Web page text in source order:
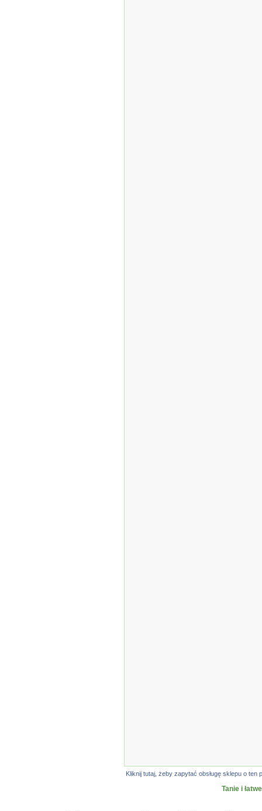
Kliknij tutaj, żeby zapytać obsługę sklepu o
Tanie i